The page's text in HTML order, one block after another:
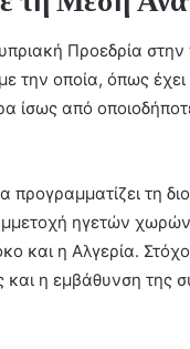
Προεδρία
την οποία, όπως
ίσως από
προγραμματίζει τη
ηγετών
και η Αλγερία.
η εμβάθυνση της